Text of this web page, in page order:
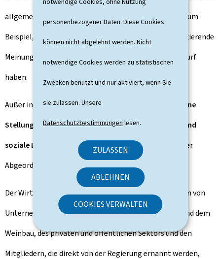
personenbezogener Daten. Diese Cookies
können nicht abgelehnt werden. Nicht
notwendige Cookies werden zu statistischen
Zwecken benutzt und nur aktiviert, wenn Sie
sie zulassen. Unsere
Datenschutzbestimmungen lesen.
ZULASSEN
ABLEHNEN
COOKIES VERWALTEN
allgemeines Interesse erwecken, angesucht werden. Zum
Beispiel, wenn die Berufskammern grundlegend divergierende
Meinungen über einen Gesetz- oder Verordnungsentwurf
haben.
Außer in dringenden Fällen muss der
WSR jedes Jahr eine
Stellungnahme über die wirtschaftliche, finanzielle und
soziale Lage des Landes vorlegen, die die Regierung der
Abgeordnetenkammer vorlegt.
Der Wirtschafts- und Sozialrat setzt sich aus Vertretern von
Unternehmen, der freien Berufe, der Landwirtschaft und dem
Weinbau, des privaten und öffentlichen Sektors und den
Mitgliedern, die direkt von der Regierung ernannt werden,